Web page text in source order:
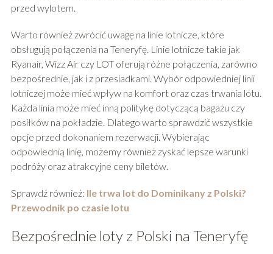
przed wylotem.
Warto również zwrócić uwagę na linie lotnicze, które
obsługują połączenia na Teneryfę. Linie lotnicze takie jak
Ryanair, Wizz Air czy LOT oferują różne połączenia, zarówno
bezpośrednie, jak i z przesiadkami. Wybór odpowiedniej linii
lotniczej może mieć wpływ na komfort oraz czas trwania lotu.
Każda linia może mieć inną politykę dotyczącą bagażu czy
posiłków na pokładzie. Dlatego warto sprawdzić wszystkie
opcje przed dokonaniem rezerwacji. Wybierając
odpowiednią linię, możemy również zyskać lepsze warunki
podróży oraz atrakcyjne ceny biletów.
Sprawdź również: Ile trwa lot do Dominikany z Polski?
Przewodnik po czasie lotu
Bezpośrednie loty z Polski na Teneryfę